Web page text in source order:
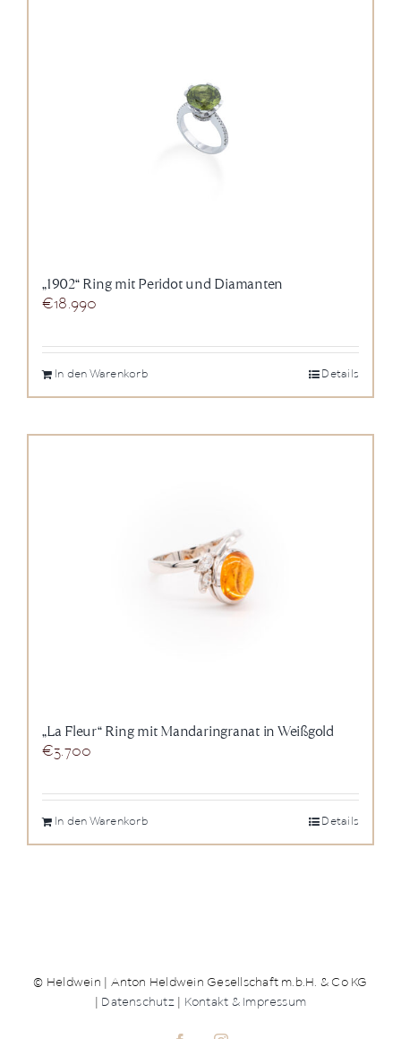
„1902“ Ring mit Peridot und Diamanten
€18.990
In den Warenkorb Details
„La Fleur“ Ring mit Mandaringranat in Weißgold
€3.700
In den Warenkorb Details
© Heldwein | Anton Heldwein Gesellschaft m.b.H. & Co KG
Datenschutz| Kontakt & Impressum